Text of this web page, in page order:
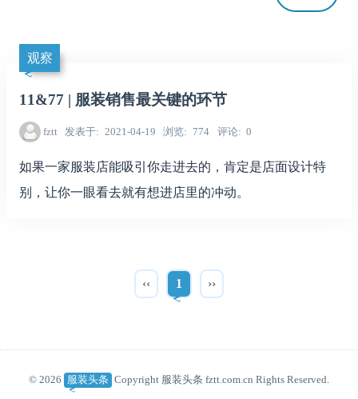
观察
11&77 | 服装销售最关键的环节
fztt 发表于 2021-04-19 浏览 774 评论 0
如果一家服装店能吸引你走进去的，肯定是店面设计特
别，让你一眼看去就有想进店里的冲动。
‹‹ 1 ››
© 2026 服装头条 Copyright 服装头条 fztt.com.cn Rights Reserved.